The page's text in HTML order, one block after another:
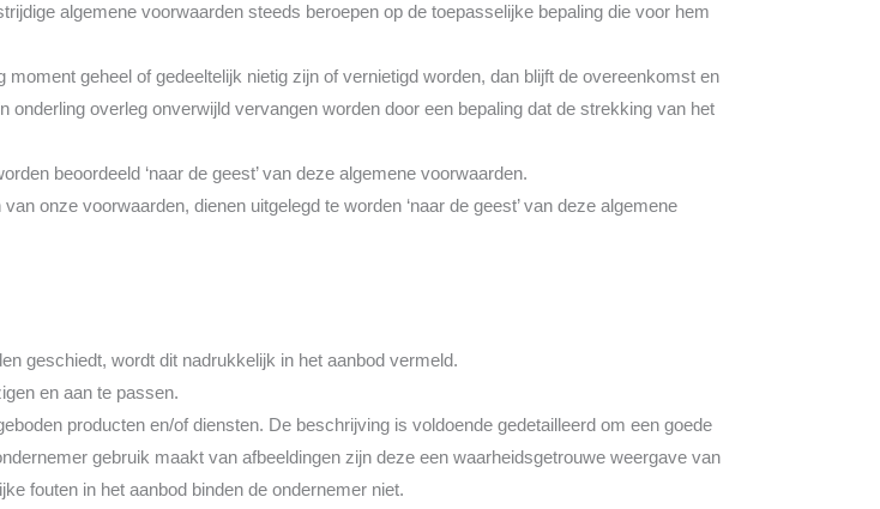
algemene voorwaarden steeds beroepen op de toepasselijke bepaling die voor hem
geheel of gedeeltelijk nietig zijn of vernietigd worden, dan blijft de overeenkomst en
overleg onverwijld vervangen worden door een bepaling dat de strekking van het
beoordeeld ‘naar de geest’ van deze algemene voorwaarden.
onze voorwaarden, dienen uitgelegd te worden ‘naar de geest’ van deze algemene
geschiedt, wordt dit nadrukkelijk in het aanbod vermeld.
en aan te passen.
producten en/of diensten. De beschrijving is voldoende gedetailleerd om een goede
gebruik maakt van afbeeldingen zijn deze een waarheidsgetrouwe weergave van
fouten in het aanbod binden de ondernemer niet.